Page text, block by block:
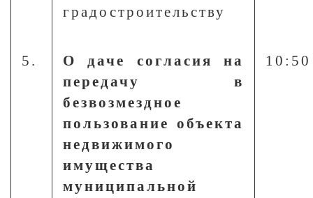
градостроительству
5.
О даче согласия на
передачу в
безвозмездное
пользование объекта
недвижимого
имущества
муниципальной